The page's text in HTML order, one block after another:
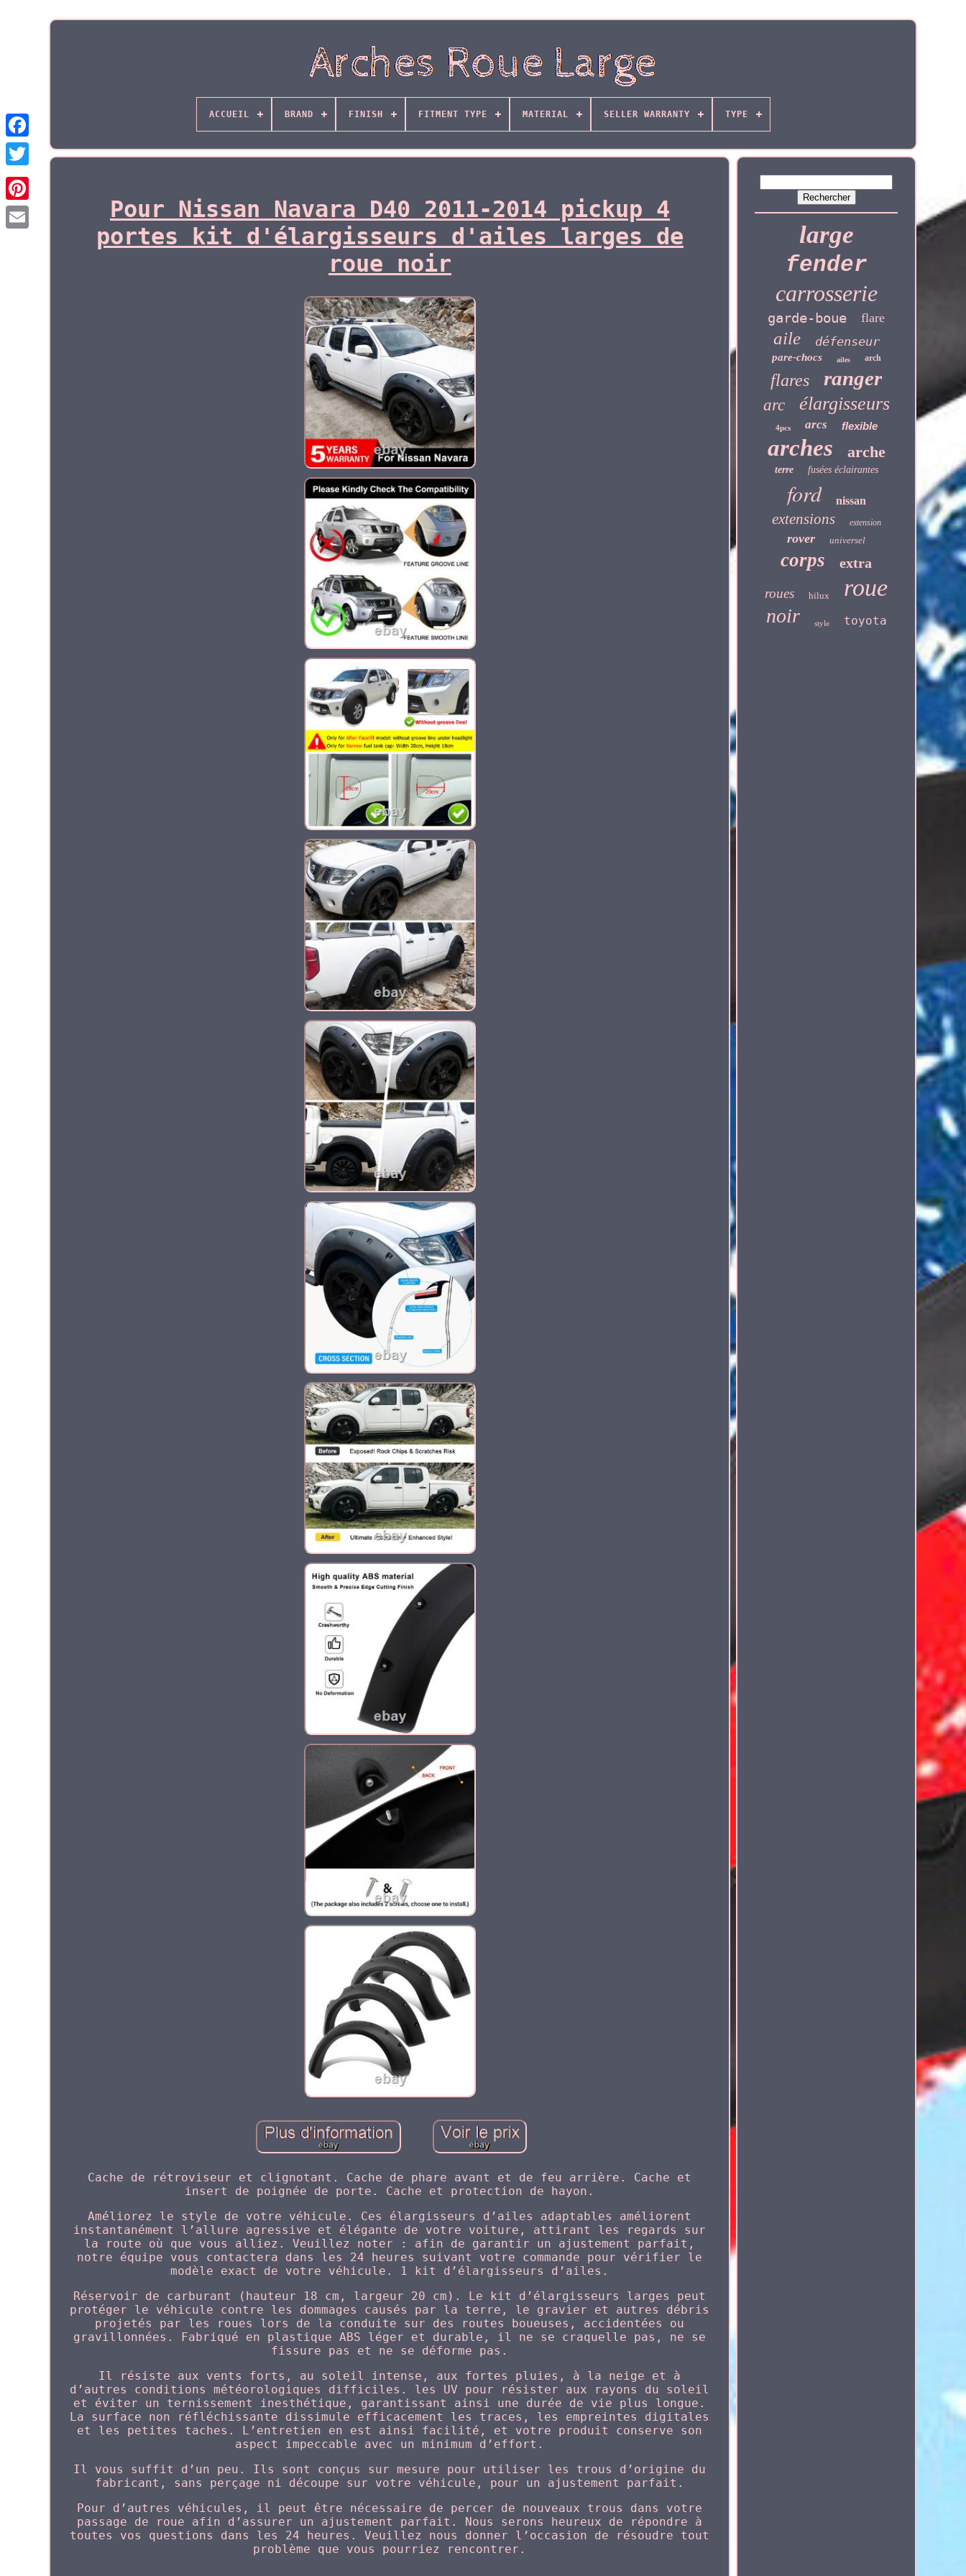
ACCUEIL BRAND FINISH FITMENT TYPE MATERIAL SELLER WARRANTY TYPE
Pour Nissan Navara D40 2011-2014 pickup 4
portes kit d'élargisseurs d'ailes larges de
roue noir
Cache de rétroviseur et clignotant. Cache de phare avant et de feu arrière. Cache et
insert de poignée de porte. Cache et protection de hayon.
Améliorez le style de votre véhicule. Ces élargisseurs d’ailes adaptables améliorent
instantanément l’allure agressive et élégante de votre voiture, attirant les regards sur
la route où que vous alliez. Veuillez noter : afin de garantir un ajustement parfait,
notre équipe vous contactera dans les 24 heures suivant votre commande pour vérifier le
modèle exact de votre véhicule. 1 kit d’élargisseurs d’ailes.
Réservoir de carburant (hauteur 18 cm, largeur 20 cm). Le kit d’élargisseurs larges peut
protéger le véhicule contre les dommages causés par la terre, le gravier et autres débris
projetés par les roues lors de la conduite sur des routes boueuses, accidentées ou
gravillonnées. Fabriqué en plastique ABS léger et durable, il ne se craquelle pas, ne se
fissure pas et ne se déforme pas.
Il résiste aux vents forts, au soleil intense, aux fortes pluies, à la neige et à
d’autres conditions météorologiques difficiles. les UV pour résister aux rayons du soleil
et éviter un ternissement inesthétique, garantissant ainsi une durée de vie plus longue.
La surface non réfléchissante dissimule efficacement les traces, les empreintes digitales
et les petites taches. L’entretien en est ainsi facilité, et votre produit conserve son
aspect impeccable avec un minimum d’effort.
Il vous suffit d’un peu. Ils sont conçus sur mesure pour utiliser les trous d’origine du
fabricant, sans perçage ni découpe sur votre véhicule, pour un ajustement parfait.
Pour d’autres véhicules, il peut être nécessaire de percer de nouveaux trous dans votre
passage de roue afin d’assurer un ajustement parfait. Nous serons heureux de répondre à
toutes vos questions dans les 24 heures. Veuillez nous donner l’occasion de résoudre tout
problème que vous pourriez rencontrer.
large
fender
carrosserie
garde-boue flare
aile défenseur
pare-chocs ailes arch
flares ranger
arc élargisseurs
4pcs arcs flexible
arches arche
terre fusées éclairantes
ford nissan
extensions extension
rover universel
corps extra
roues hilux roue
noir style toyota